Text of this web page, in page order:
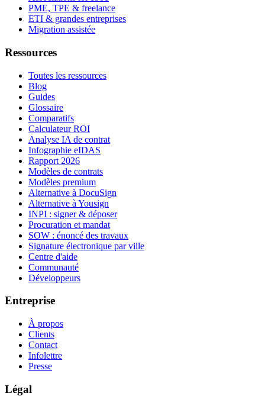
PME, TPE & freelance
ETI & grandes entreprises
Migration assistée
Ressources
Toutes les ressources
Blog
Guides
Glossaire
Comparatifs
Calculateur ROI
Analyse IA de contrat
Infographie eIDAS
Rapport 2026
Modèles de contrats
Modèles premium
Alternative à DocuSign
Alternative à Yousign
INPI : signer & déposer
Procuration et mandat
SOW : énoncé des travaux
Signature électronique par ville
Centre d'aide
Communauté
Développeurs
Entreprise
À propos
Clients
Contact
Infolettre
Presse
Légal